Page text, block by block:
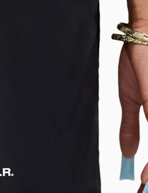
de compra, insira seu CEP
produtos disponíveis para sua região
BUSCAR